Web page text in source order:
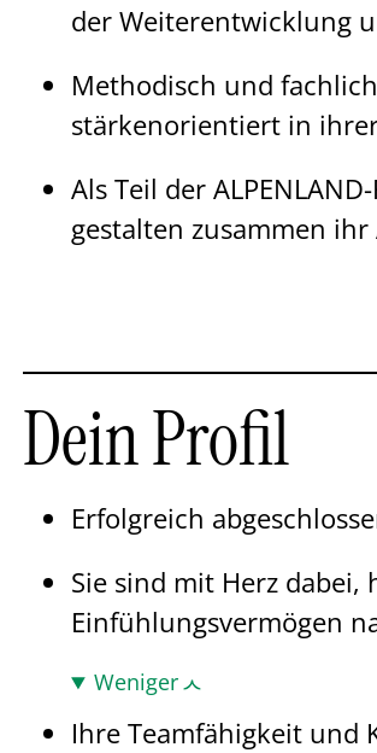
der Weiterentwicklung
Methodisch und
stärkenorientiert in
Als Teil der
gestalten zusammen
Dein Profil
Erfolgreich
Sie sind mit Herz
Einfühlungsvermögen
Weniger
Ihre Teamfähigkeit und